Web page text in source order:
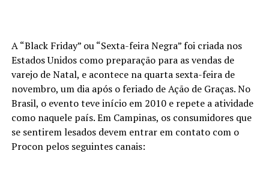
A “Black Friday” ou “Sexta-feira Negra” foi criada nos
Estados Unidos como preparação para as vendas de
varejo de Natal, e acontece na quarta sexta-feira de
novembro, um dia após o feriado de Ação de Graças. No
Brasil, o evento teve início em 2010 e repete a atividade
como naquele país. Em Campinas, os consumidores que
se sentirem lesados devem entrar em contato com o
Procon pelos seguintes canais: